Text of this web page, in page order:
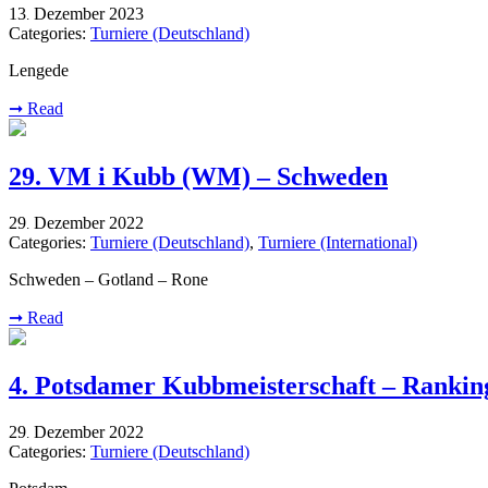
13. Dezember 2023
Categories: Turniere (Deutschland)
Lengede
➞ Read
29. VM i Kubb (WM) – Schweden
29 Dezember 2022
Categories: Turniere (Deutschland), Turniere (International)
Schweden – Gotland – Rone
➞ Read
4. Potsdamer Kubbmeisterschaft –
29 Dezember 2022
Categories: Turniere (Deutschland)